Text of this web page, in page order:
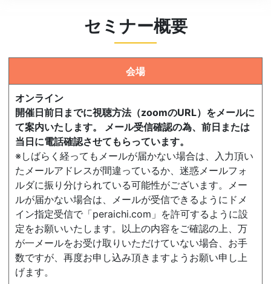
セミナー概要
会場
オンライン
開催日前日までに視聴方法（zoomのURL）をメールに
て案内いたします。 メール受信確認の為、前日または
当日に電話確認させてもらっています。
※しばらく経ってもメールが届かない場合は、入力頂い
たメールアドレスが間違っているか、迷惑メールフォ
ルダに振り分けられている可能性がございます。メー
ルが届かない場合は、メールが受信できるようにドメ
イン指定受信で「peraichi.com」を許可するように設
定をお願いいたします。以上の内容をご確認の上、万
が一メールをお受け取りいただけていない場合、お手
数ですが、再度お申し込み頂きますようお願い申し上
げます。